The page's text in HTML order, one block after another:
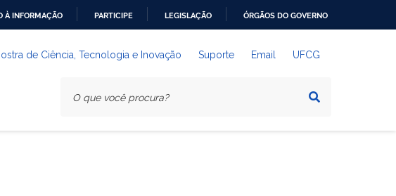
À INFORMAÇÃO PARTICIPE LEGISLAÇÃO ÓRGÃOS DO GOVERNO
de Ciência, Tecnologia e Inovação Suporte Email UFCG